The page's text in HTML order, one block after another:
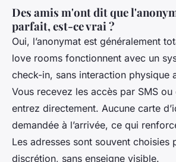
Des amis m'ont dit que
parfait, est-ce vrai ?
Oui, l’anonymat est généralement
love rooms fonctionnent avec un
check-in, sans interaction physique
Vous recevez les accès par SMS
entrez directement. Aucune carte
demandée à l’arrivée, ce qui
Les adresses sont souvent choisies
discrétion, sans enseigne visible.